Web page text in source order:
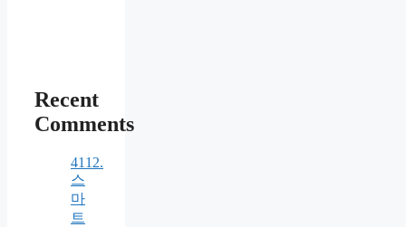
Recent
Comments
4112.
스
마
트